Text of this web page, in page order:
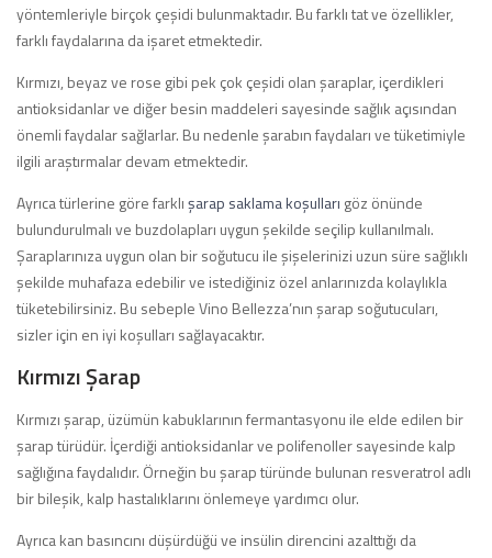
yöntemleriyle birçok çeşidi bulunmaktadır. Bu farklı tat ve özellikler,
farklı faydalarına da işaret etmektedir.
Kırmızı, beyaz ve rose gibi pek çok çeşidi olan şaraplar, içerdikleri
antioksidanlar ve diğer besin maddeleri sayesinde sağlık açısından
önemli faydalar sağlarlar. Bu nedenle şarabın faydaları ve tüketimiyle
ilgili araştırmalar devam etmektedir.
Ayrıca türlerine göre farklışarap saklama koşulları göz önünde
bulundurulmalı ve buzdolapları uygun şekilde seçilip kullanılmalı.
Şaraplarınıza uygun olan bir soğutucu ile şişelerinizi uzun süre sağlıklı
şekilde muhafaza edebilir ve istediğiniz özel anlarınızda kolaylıkla
tüketebilirsiniz. Bu sebeple Vino Bellezza’nın şarap soğutucuları,
sizler için en iyi koşulları sağlayacaktır.
Kırmızı Şarap
Kırmızı şarap, üzümün kabuklarının fermantasyonu ile elde edilen bir
şarap türüdür. İçerdiği antioksidanlar ve polifenoller sayesinde kalp
sağlığına faydalıdır. Örneğin bu şarap türünde bulunan resveratrol adlı
bir bileşik, kalp hastalıklarını önlemeye yardımcı olur.
Ayrıca kan basıncını düşürdüğü ve insülin direncini azalttığı da